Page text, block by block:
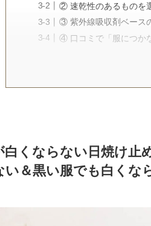
② 速乾性のあるものを
③ 紫外線吸収剤ベース
④ 口コミで「服につか
白くならない日焼け止
い＆黒い服でも白くな